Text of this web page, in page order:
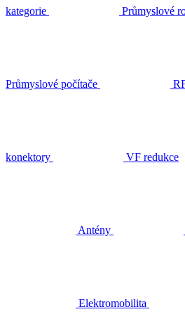
kategorie Průmyslové
Průmyslové počítače
konektory VF redukce
Antény
Elektromobilita